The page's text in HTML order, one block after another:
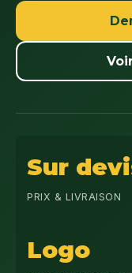
Sur
PRIX & LIVRAISON
Logo